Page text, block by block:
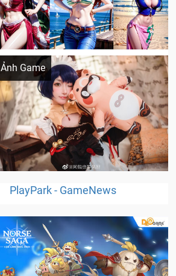
Ngạo Thiên Mobile
Ảnh Game
Cosplay Xiangling siêu cute
PlayPark - GameNews